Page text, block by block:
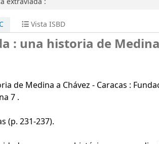
Vista ISBD
: una historia de
de Medina a Chávez - Caracas :
7 .
(p. 231-237).